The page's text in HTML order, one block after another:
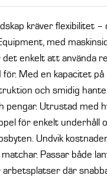
kräver flexibilitet –
med
enkelt att använda
för. Med en kapacitet
och smidig
pengar. Utrustad med
för enkelt underhåll
Undvik
Passar både
arbetsplatser där